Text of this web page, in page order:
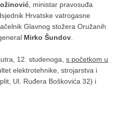
, ministar pravosuđa
Hrvatske vatrogasne
Glavnog stožera Oružanih
Mirko Šundov
12. studenoga,s početkom u
elektrotehnike, strojarstva i
Ul. Ruđera Boškovića 32) i